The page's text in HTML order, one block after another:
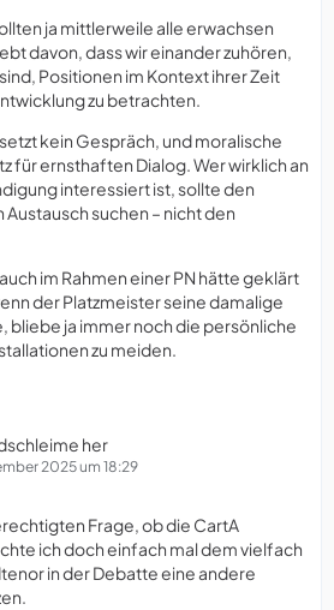
ja mittlerweile alle erwachsen
davon, dass wir einander zuhören,
Positionen im Kontext ihrer Zeit
zu betrachten.
kein Gespräch, und moralische
für ernsthaften Dialog. Wer wirklich an
interessiert ist, sollte den
suchen – nicht den
im Rahmen einer PN hätte geklärt
der Platzmeister seine damalige
bliebe ja immer noch die persönliche
zu meiden.
her
2025 um 18:29
Frage, ob die CartA
ich doch einfach mal dem vielfach
in der Debatte eine andere